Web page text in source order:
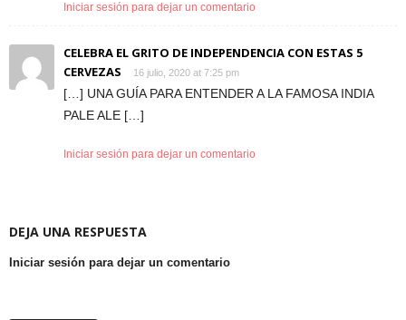
Iniciar sesión para dejar un comentario
CELEBRA EL GRITO DE INDEPENDENCIA CON ESTAS 5
CERVEZAS
16 julio, 2020 at 7:25 pm
[…] UNA GUÍA PARA ENTENDER A LA FAMOSA INDIA
PALE ALE […]
Iniciar sesión para dejar un comentario
DEJA UNA RESPUESTA
Iniciar sesión para dejar un comentario